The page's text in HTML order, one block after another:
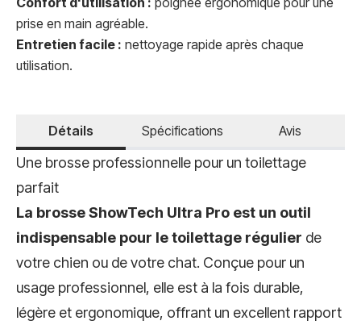
prise en main agréable.
Entretien facile : nettoyage rapide après chaque
utilisation.
Détails Spécifications Avis
Une brosse professionnelle pour un toilettage
parfait
La brosse ShowTech Ultra Pro est un outil
indispensable pour le toilettage régulier de
votre chien ou de votre chat. Conçue pour un
usage professionnel, elle est à la fois durable,
légère et ergonomique, offrant un excellent rapport